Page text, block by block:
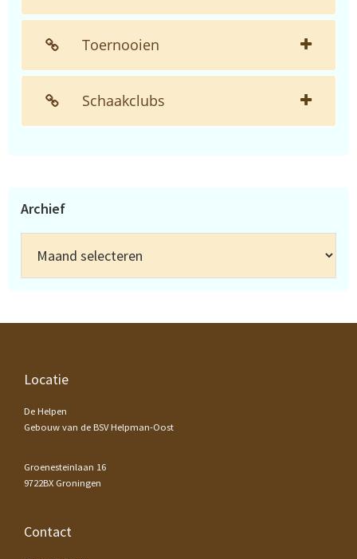
Toernooien
Schaakclubs
Archief
Footer
Locatie
De Helpen
Gebouw van de BSV Helpman-Oost
Groenesteinlaan 16
9722BX Groningen
Contact